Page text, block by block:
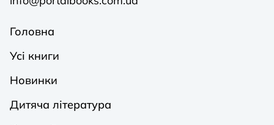
Головна
Усі книги
Новинки
Дитяча література